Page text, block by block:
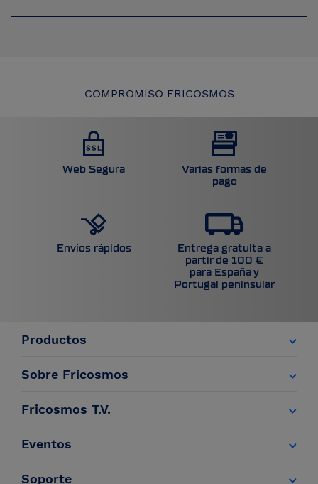
COMPROMISO FRICOSMOS
Web Segura
Varias formas de
pago
Envíos rápidos
Entrega gratuita a
partir de 100 €
para España y
Portugal peninsular
Productos
Sobre Fricosmos
Fricosmos T.V.
Eventos
Soporte